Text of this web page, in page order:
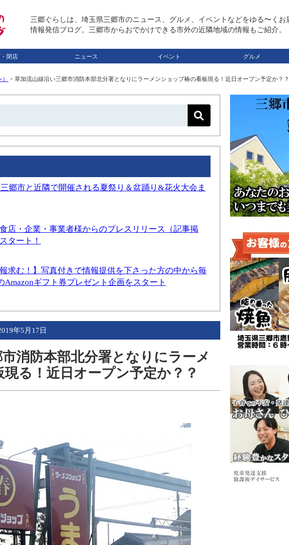
三郷ぐらしは、埼玉県三郷市のニュース、グルメ、イベントなどをゆる〜く
情報発信ブログ。三郷市からおでかけできる市外の近隣地域の情報もご紹介。
閉店 ニュース イベント グルメ
> 草加流山線沿い三郷市消防本部北分署となりにラーメンショップ椿の看板現る！近日オープン予定か？？
三郷市と近隣で開催される夏祭り＆盆踊り&花火大会ま
店・企業・事業者様からのプレスリリース（記事掲
タート！
報求む！】写真付きで情報提供を下さった方の中から毎
Amazonギフト券プレゼント企画をスタート
年5月17日
消防本部北分署となりにラーメ
る！近日オープン予定か？？